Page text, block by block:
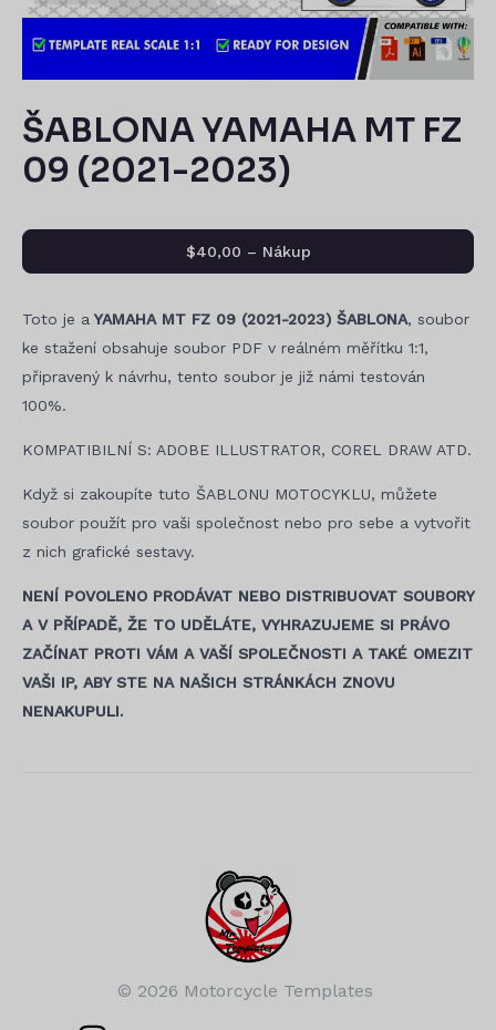
ŠABLONA YAMAHA MT FZ
09 (2021-2023)
Toto je aYAMAHA MT FZ 09 (2021-2023) ŠABLONA, soubor
ke stažení obsahuje soubor PDF v reálném měřítku 1:1,
připravený k návrhu, tento soubor je již námi testován
100%.
KOMPATIBILNÍ S: ADOBE ILLUSTRATOR, COREL DRAW ATD.
Když si zakoupíte tuto ŠABLONU MOTOCYKLU, můžete
soubor použít pro vaši společnost nebo pro sebe a vytvořit
z nich grafické sestavy.
NENÍ POVOLENO PRODÁVAT NEBO DISTRIBUOVAT SOUBORY
A V PŘÍPADĚ, ŽE TO UDĚLÁTE, VYHRAZUJEME SI PRÁVO
ZAČÍNAT PROTI VÁM A VAŠÍ SPOLEČNOSTI A TAKÉ OMEZIT
VAŠI IP, ABY STE NA NAŠICH STRÁNKÁCH ZNOVU
NENAKUPULI.
$40,00 – Nákup
© 2026 Motorcycle Templates